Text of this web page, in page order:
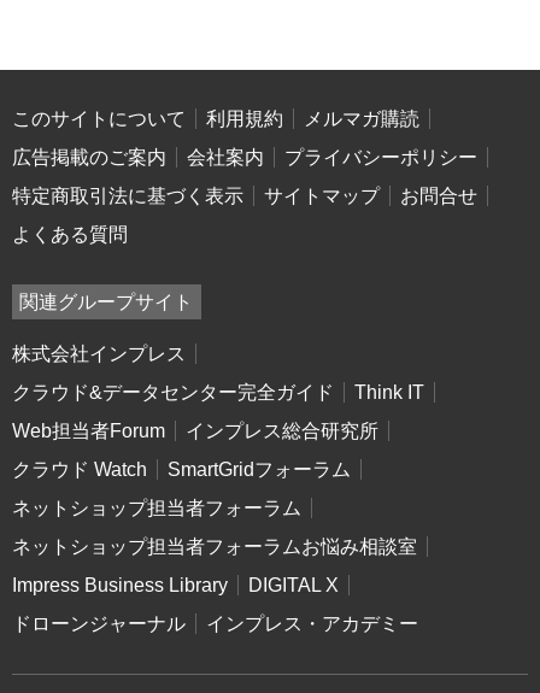
このサイトについて 利用規約
メルマガ購読
広告掲載のご案内
会社案内
プライバシーポリシー
特定商取引法に基づく表示
サイトマップ
お問合せ
よくある質問
関連グループサイト
株式会社インプレス
クラウド&データセンター完全ガイド
Think IT
Web担当者Forum
インプレス総合研究所
クラウド Watch
SmartGridフォーラム
ネットショップ担当者フォーラム
ネットショップ担当者フォーラムお悩み相談室
Impress Business Library
DIGITAL X
ドローンジャーナル
インプレス・アカデミー